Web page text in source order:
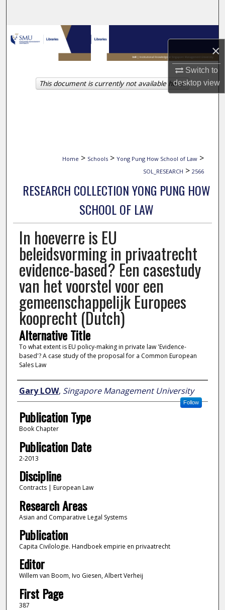
×
Switch to
desktopview
Browse Collections
My Account
About
Home > Schools > Yong Pung How School of Law >
SOL_RESEARCH > 2566
RESEARCH COLLECTION YONG PUNG HOW
SCHOOL OF LAW
In hoeverre is EU
beleidsvorming in privaatrecht
evidence-based? Een casestudy
van het voorstel voor een
gemeenschappelijk Europees
kooprecht (Dutch)
Alternative Title
To what extent is EU policy-making in private law 'Evidence-
based'? A case study of the proposal for a Common European
Sales Law
Author
Gary LOW, Singapore Management University
Follow
Publication Type
Book Chapter
Publication Date
2-2013
Discipline
Contracts | European Law
Research Areas
Asian and Comparative Legal Systems
Publication
Capita Civilologie. Handboek empirie en privaatrecht
Editor
Willem van Boom, Ivo Giesen, Albert Verheij
First Page
387
This document is currently not available here.